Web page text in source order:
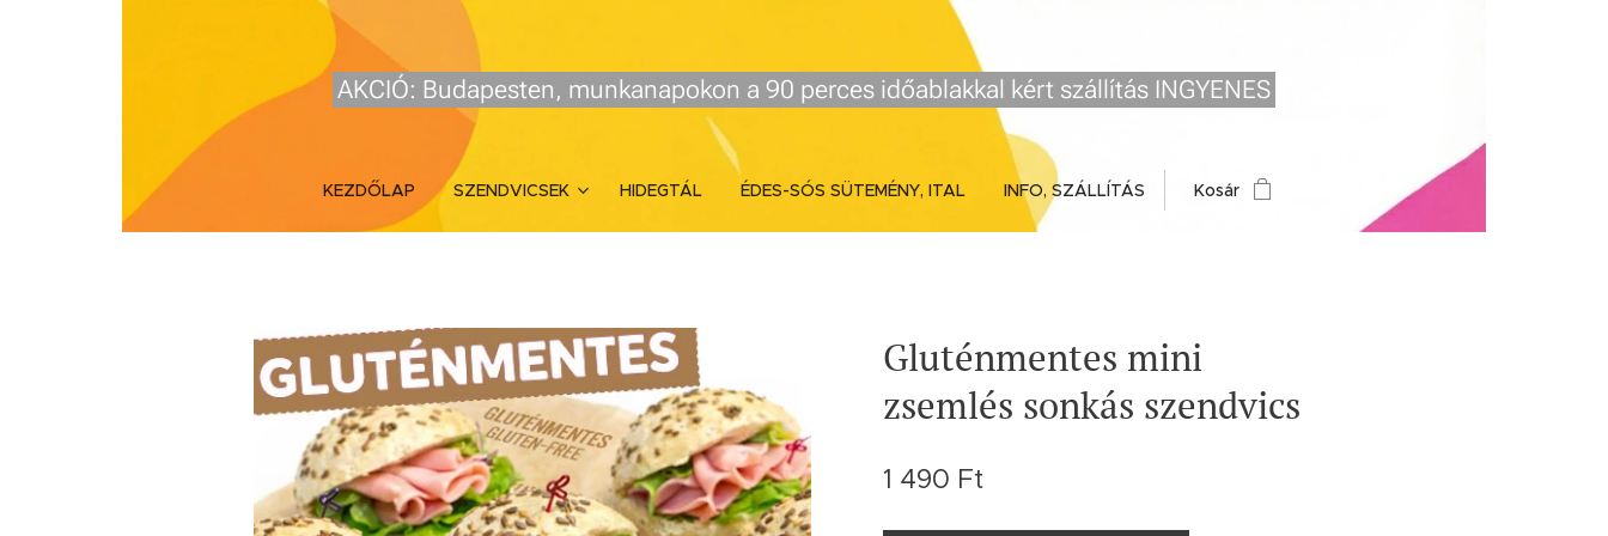
AKCIÓ: Budapesten, munkanapokon a 90 perces időablakkal kért szállítás INGYENES
KEZDŐLAP SZENDVICSEK HIDEGTÁL ÉDES-SÓS SÜTEMÉNY, ITAL INFO, SZÁLLÍTÁS Kosár
Gluténmentes mini
zsemlés sonkás szendvics
1 490 Ft